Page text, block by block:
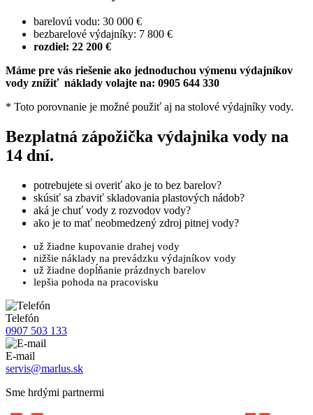
barelovú vodu: 30 000 €
bezbarelové výdajníky: 7 800 €
rozdiel: 22 200 €
Máme pre vás riešenie ako jednoduchou výmenu výdajníkov
vody znížiť náklady volajte na: 0905 644 330
* Toto porovnanie je možné použiť aj na stolové výdajníky vody.
Bezplatná zápožička výdajnika vody na
14 dní.
potrebujete si overiť ako je to bez barelov?
skúsiť sa zbaviť skladovania plastových nádob?
aká je chuť vody z rozvodov vody?
ako je to mať neobmedzený zdroj pitnej vody?
už žiadne kupovanie drahej vody
nižšie náklady na prevádzku výdajníkov vody
už žiadne dopĺňanie prázdnych barelov
lepšia pohoda na pracovisku
Telefón
0907 503 133
E-mail
servis@marlus.sk
Sme hrdými partnermi